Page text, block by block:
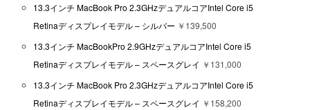
13.3インチ MacBook Pro 2.3GHzデュアルコアIntel Core i5
Retinaディスプレイモデル – シルバー ￥139,500
13.3インチ MacBookPro 2.9GHzデュアルコアIntel Core i5
Retinaディスプレイモデル – スペースグレイ ￥131,000
13.3インチ MacBook Pro 2.3GHzデュアルコアIntel Core i5
Retinaディスプレイモデル – スペースグレイ ￥158,200